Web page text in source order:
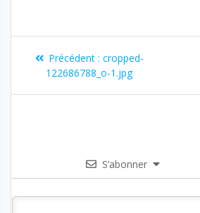
Précédent : cropped-
122686788_o-1.jpg
S’abonner